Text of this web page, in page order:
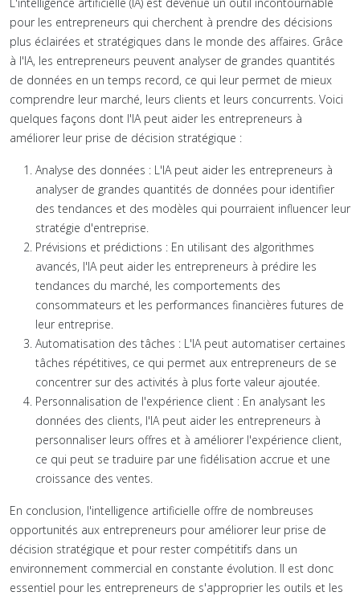
pour les entrepreneurs qui cherchent à prendre des décisions
plus éclairées et stratégiques dans le monde des affaires. Grâce
à l'IA, les entrepreneurs peuvent analyser de grandes quantités
de données en un temps record, ce qui leur permet de mieux
comprendre leur marché, leurs clients et leurs concurrents. Voici
quelques façons dont l'IA peut aider les entrepreneurs à
améliorer leur prise de décision stratégique :
Analyse des données : L'IA peut aider les entrepreneurs à
analyser de grandes quantités de données pour identifier
des tendances et des modèles qui pourraient influencer leur
stratégie d'entreprise.
Prévisions et prédictions : En utilisant des algorithmes
avancés, l'IA peut aider les entrepreneurs à prédire les
tendances du marché, les comportements des
consommateurs et les performances financières futures de
leur entreprise.
Automatisation des tâches : L'IA peut automatiser certaines
tâches répétitives, ce qui permet aux entrepreneurs de se
concentrer sur des activités à plus forte valeur ajoutée.
Personnalisation de l'expérience client : En analysant les
données des clients, l'IA peut aider les entrepreneurs à
personnaliser leurs offres et à améliorer l'expérience client,
ce qui peut se traduire par une fidélisation accrue et une
croissance des ventes.
En conclusion, l'intelligence artificielle offre de nombreuses
opportunités aux entrepreneurs pour améliorer leur prise de
décision stratégique et pour rester compétitifs dans un
environnement commercial en constante évolution. Il est donc
essentiel pour les entrepreneurs de s'approprier les outils et les